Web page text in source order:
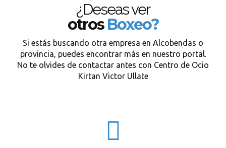
¿Deseas ver
otrosBoxeo?
Si estás buscando otra empresa en Alcobendas o
provincia, puedes encontrar más en nuestro portal.
No te olvides de contactar antes con Centro de Ocio
Kirtan Victor Ullate